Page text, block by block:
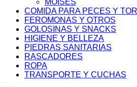
MOISES
COMIDA PARA PECES Y
FEROMONAS Y OTROS
GOLOSINAS Y SNACKS
HIGIENE Y BELLEZA
PIEDRAS SANITARIAS
RASCADORES
ROPA
TRANSPORTE Y CUCHAS